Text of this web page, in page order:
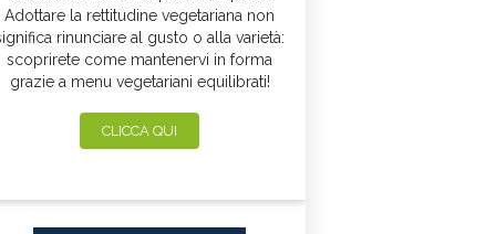
Adottare la rettitudine vegetariana non
rinunciare al gusto o alla varietà:
scoprirete come mantenervi in forma
grazie a menu vegetariani equilibrati!
CLICCA QUI